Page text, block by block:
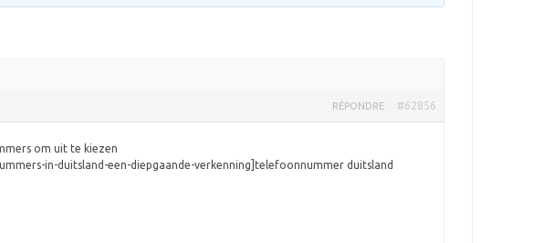
#62856
RÉPONDRE
om uit te kiezen
in-duitsland-een-diepgaande-verkenning]telefoonnummer duitsland